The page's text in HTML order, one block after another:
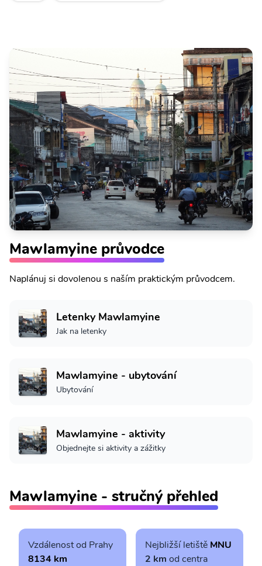
Mawlamyine průvodce
Naplánuj si dovolenou s naším praktickým průvodcem.
Letenky Mawlamyine
Jak na letenky
Mawlamyine - ubytování
Ubytování
Mawlamyine - aktivity
Objednejte si aktivity a zážitky
Mawlamyine - stručný přehled
Vzdálenost od Prahy
8134 km
Nejbližší letiště MNU
2 km od centra